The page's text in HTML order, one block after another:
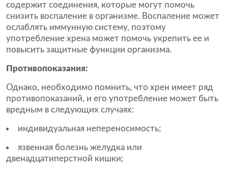
содержит соединения, которые могут помочь
снизить воспаление в организме. Воспаление может
ослаблять иммунную систему, поэтому
употребление хрена может помочь укрепить ее и
повысить защитные функции организма.
Противопоказания:
Однако, необходимо помнить, что хрен имеет ряд
противопоказаний, и его употребление может быть
вредным в следующих случаях:
индивидуальная непереносимость;
язвенная болезнь желудка или
двенадцатиперстной кишки;